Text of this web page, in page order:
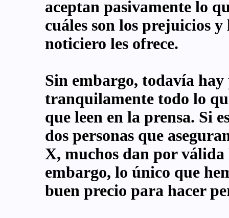
aceptan pasivamente lo
cuáles son los prejuicios
noticiero les ofrece.
Sin embargo, todavía hay
tranquilamente todo lo
que leen en la prensa. Si
dos personas que
X, muchos dan por válida
embargo, lo único que
buen precio para hacer